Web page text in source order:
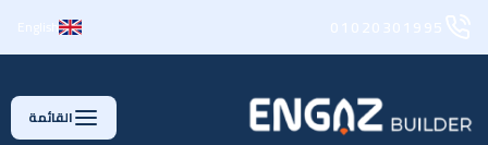
01020301995
English
القائمة